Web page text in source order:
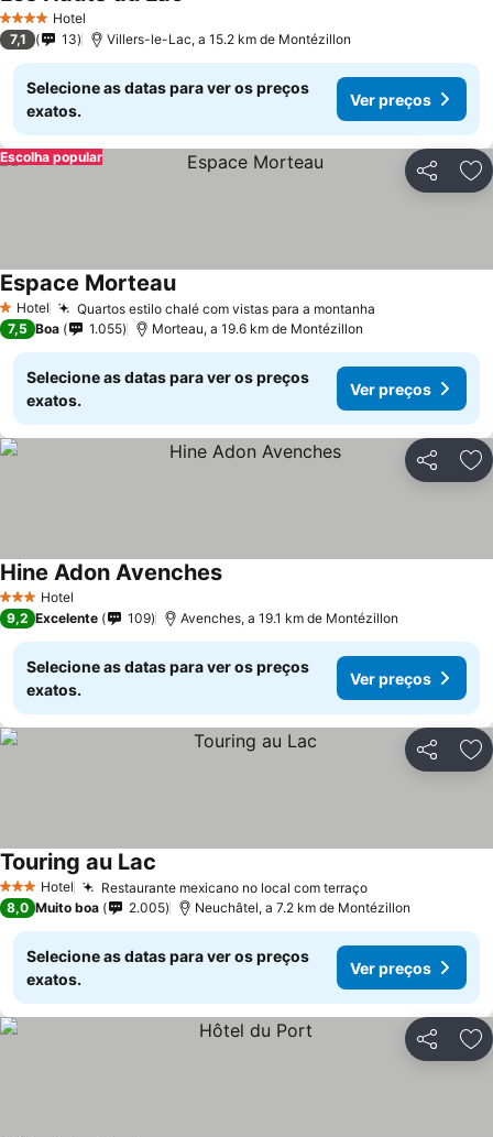
4 EstrelasHotel
7,1 13 Villers-le-Lac, a 15.2 km de Montézillon
Selecione as datas para ver os preços
exatos.
Ver preços
Partilhar
Escolha popular
1 Estrelas
Hotel Quartos estilo chalé com vistas para a montanha
Espace Morteau
7,5 Boa 1.055 Morteau, a 19.6 km de Montézillon
Selecione as datas para ver os preços
exatos.
Ver preços
Partilhar
3 EstrelasHotel
Hine Adon Avenches
9,2 Excelente 109 Avenches, a 19.1 km de Montézillon
Selecione as datas para ver os preços
exatos.
Ver preços
Partilhar
3 EstrelasHotel Restaurante mexicano no local com terraço
Touring au Lac
8,0 Muito boa 2.005 Neuchâtel, a 7.2 km de Montézillon
Selecione as datas para ver os preços
exatos.
Ver preços
Partilhar